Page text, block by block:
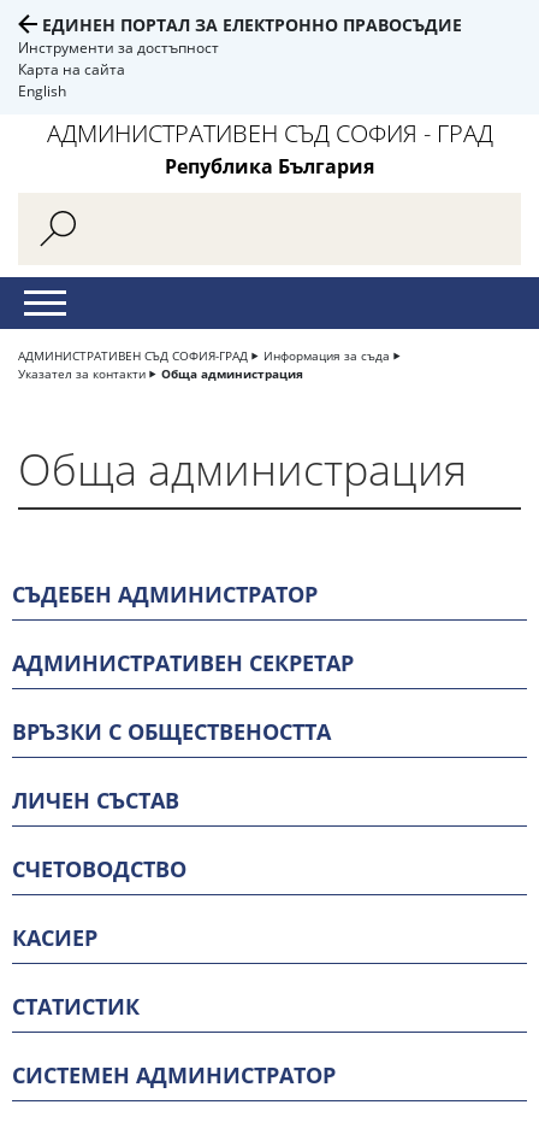
ЕДИНЕН ПОРТАЛ ЗА ЕЛЕКТРОННО ПРАВОСЪДИЕ
Инструменти за достъпност
Карта на сайта
English
АДМИНИСТРАТИВЕН СЪД СОФИЯ - ГРАД
Република България
АДМИНИСТРАТИВЕН СЪД СОФИЯ-ГРАД
Информация за съда
Указател за контакти
Обща администрация
Обща администрация
СЪДЕБЕН АДМИНИСТРАТОР
АДМИНИСТРАТИВЕН СЕКРЕТАР
ВРЪЗКИ С ОБЩЕСТВЕНОСТТА
ЛИЧЕН СЪСТАВ
СЧЕТОВОДСТВО
КАСИЕР
СТАТИСТИК
СИСТЕМЕН АДМИНИСТРАТОР